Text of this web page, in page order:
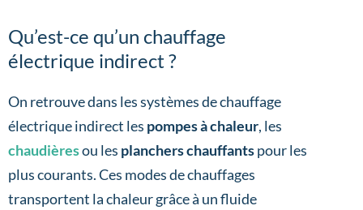
Qu’est-ce qu’un chauffage
électrique indirect ?
On retrouve dans les systèmes de chauffage
électrique indirect les pompes à chaleur, les
chaudièresou les planchers chauffantspour les
plus courants. Ces modes de chauffages
transportent la chaleur grâce à un fluide